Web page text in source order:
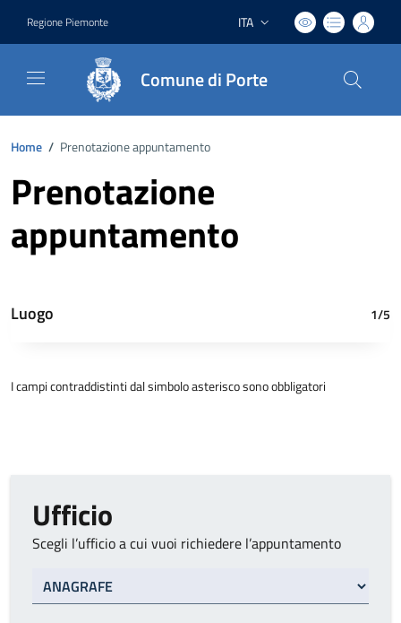
Regione Piemonte Lingua attiva:
ITA
Comune di Porte
Home / Prenotazione appuntamento
Prenotazione
appuntamento
Luogo 1/5
I campi contraddistinti dal simbolo asterisco sono obbligatori
Ufficio
Scegli l’ufficio a cui vuoi richiedere l’appuntamento